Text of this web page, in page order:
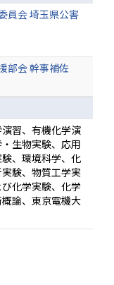
員会 埼玉県公害
部会 幹事補佐
習、有機化学演
生物実験、応用
、環境科学、化
験、物質工学実
化学実験、化学
論、東京電機大